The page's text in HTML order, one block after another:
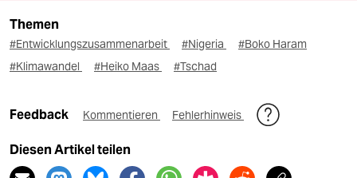
Themen
#Entwicklungszusammenarbeit #Nigeria
#Boko Haram
#Klimawandel
#Heiko Maas #Tschad
Feedback Kommentieren Fehlerhinweis
Diesen Artikel teilen